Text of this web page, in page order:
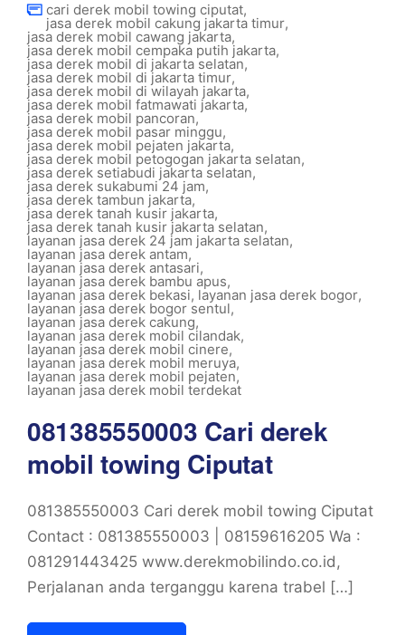
cari derek mobil towing ciputat,
jasa derek mobil cakung jakarta timur,
jasa derek mobil cawang jakarta,
jasa derek mobil cempaka putih jakarta,
jasa derek mobil di jakarta selatan,
jasa derek mobil di jakarta timur,
jasa derek mobil di wilayah jakarta,
jasa derek mobil fatmawati jakarta,
jasa derek mobil pancoran,
jasa derek mobil pasar minggu,
jasa derek mobil pejaten jakarta,
jasa derek mobil petogogan jakarta selatan,
jasa derek setiabudi jakarta selatan,
jasa derek sukabumi 24 jam,
jasa derek tambun jakarta,
jasa derek tanah kusir jakarta,
jasa derek tanah kusir jakarta selatan,
layanan jasa derek 24 jam jakarta selatan,
layanan jasa derek antam,
layanan jasa derek antasari,
layanan jasa derek bambu apus,
layanan jasa derek bekasi, layanan jasa derek bogor,
layanan jasa derek bogor sentul,
layanan jasa derek cakung,
layanan jasa derek mobil cilandak,
layanan jasa derek mobil cinere,
layanan jasa derek mobil meruya,
layanan jasa derek mobil pejaten,
layanan jasa derek mobil terdekat
081385550003 Cari derek
mobil towing Ciputat
081385550003 Cari derek mobil towing Ciputat
Contact : 081385550003 | 08159616205 Wa :
081291443425 www.derekmobilindo.co.id,
Perjalanan anda terganggu karena trabel […]